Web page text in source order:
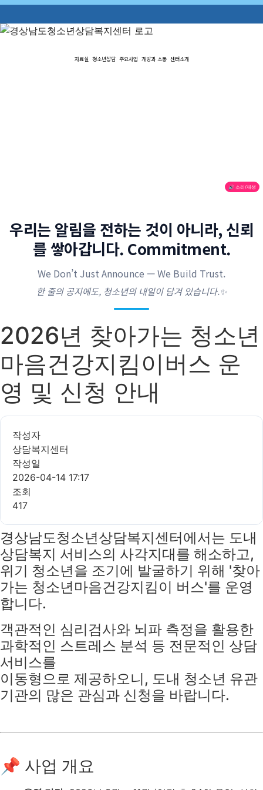
자료실 청소년상담 주요사업 개방과 소통 센터소개
🔊 소리/재생
우리는 알림을 전하는 것이 아니라, 신뢰
를 쌓아갑니다. Commitment.
We Don’t Just Announce — We Build Trust.
한 줄의 공지에도, 청소년의 내일이 담겨 있습니다.✨
2026년 찾아가는 청소년
마음건강지킴이버스 운
영 및 신청 안내
작성자
상담복지센터
작성일
2026-04-14 17:17
조회
417
경상남도청소년상담복지센터에서는 도내
상담복지 서비스의 사각지대를 해소하고,
위기 청소년을 조기에 발굴하기 위해 '찾아
가는 청소년마음건강지킴이 버스'를 운영
합니다.
객관적인 심리검사와 뇌파 측정을 활용한
과학적인 스트레스 분석 등 전문적인 상담
서비스를
이동형으로 제공하오니, 도내 청소년 유관
기관의 많은 관심과 신청을 바랍니다.
📌 사업 개요